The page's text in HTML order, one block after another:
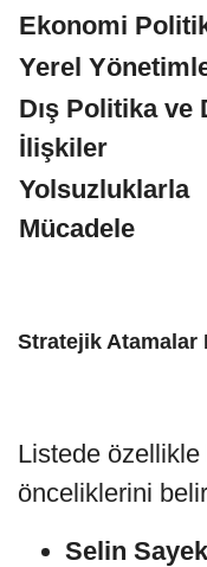
Ekonomi
Yerel
Dış Politika ve
İlişkiler
Yolsuzluklarla
Mücadele
Stratejik Atamalar
Listede özellikle
önceliklerini
Selin